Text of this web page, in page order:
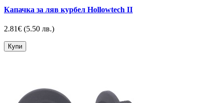
Капачка за ляв курбел Hollowtech II
2.81€ (5.50 лв.)
Купи